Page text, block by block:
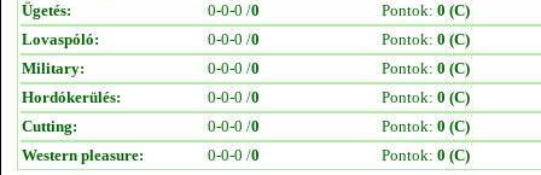
Ügetés:
0-0-0 /0 Pontok: 0 (C)
Lovaspóló:
0-0-0 /0 Pontok: 0 (C)
Military:
0-0-0 /0 Pontok: 0 (C)
Hordókerülés:
0-0-0 /0 Pontok: 0 (C)
Cutting:
0-0-0 /0 Pontok: 0 (C)
Western pleasure:
0-0-0 /0 Pontok: 0 (C)